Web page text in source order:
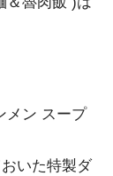
いた特製ダ